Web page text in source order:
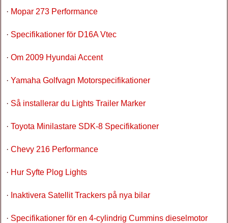
· Mopar 273 Performance
· Specifikationer för D16A Vtec
· Om 2009 Hyundai Accent
· Yamaha Golfvagn Motorspecifikationer
· Så installerar du Lights Trailer Marker
· Toyota Minilastare SDK-8 Specifikationer
· Chevy 216 Performance
· Hur Syfte Plog Lights
· Inaktivera Satellit Trackers på nya bilar
· Specifikationer för en 4-cylindrig Cummins dieselmotor